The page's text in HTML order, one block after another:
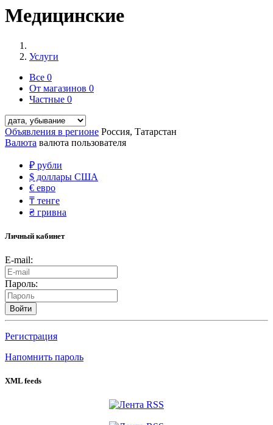
Медицинские
Услуги
Все 0
От магазинов 0
Частные 0
Объявления в регионе Россия, Татарстан
Валюта валюта пользователя
₽ рубли
$ доллары США
€ евро
₸ тенге
₴ гривна
Личный кабинет
E-mail:
Пароль:
Войти
Регистрация
Напомнить пароль
XML feeds